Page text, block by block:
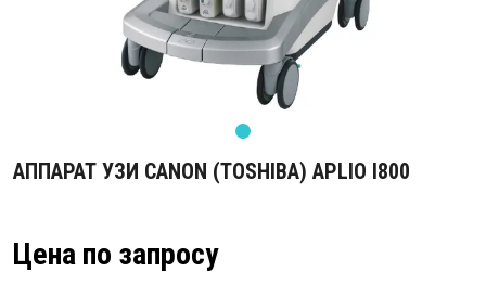
АППАРАТ УЗИ CANON (TOSHIBA) APLIO I800
Цена по запросу